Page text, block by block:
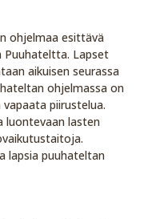
ohjelmaa esittävä
Puuhateltta. Lapset
aikuisen seurassa
ohjelmassa on
piirustelua.
luontevaan lasten
lapsia puuhateltan